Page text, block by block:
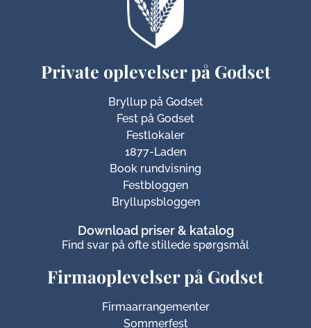
Private oplevelser på Godset
Bryllup på Godset
Fest på Godset
Festlokaler
1877-Laden
Book rundvisning
Festbloggen
Bryllupsbloggen
Download priser & katalog
Find svar på ofte stillede spørgsmål
Firmaoplevelser på Godset
Firmaarrangementer
Sommerfest